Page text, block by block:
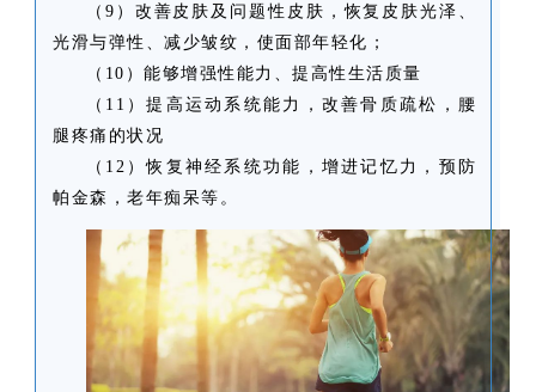
（9）改善皮肤及问题性皮肤，恢复皮肤光泽、
光滑与弹性、减少皱纹，使面部年轻化；
（10）能够增强性能力、提高性生活质量
（11）提高运动系统能力，改善骨质疏松，腰
腿疼痛的状况
（12）恢复神经系统功能，增进记忆力，预防
帕金森，老年痴呆等。